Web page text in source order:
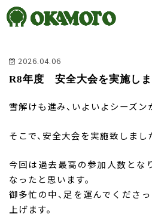
2026.04.06
R8年度 安全大会を実施し
雪解けも進み、いよいよシーズン
そこで、安全大会を実施致しまし
今回は過去最高の参加人数とな
なったと思います。
御多忙の中、足を運んでくださ
上げます。